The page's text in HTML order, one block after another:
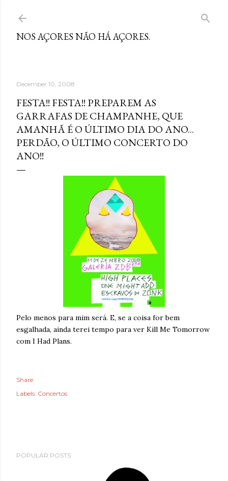
NOS AÇORES NÃO HÁ AÇORES.
December 10, 2008
FESTA!! FESTA!! PREPAREM AS
GARRAFAS DE CHAMPANHE, QUE
AMANHÃ É O ÚLTIMO DIA DO ANO...
PERDÃO, O ÚLTIMO CONCERTO DO
ANO!!
Pelo menos para mim será. E, se a coisa for bem
esgalhada, ainda terei tempo para ver Kill Me Tomorrow
com I Had Plans.
Share
Labels: Concertos
POPULAR POSTS